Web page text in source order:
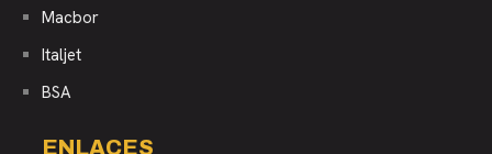
Macbor
Italjet
BSA
ENLACES